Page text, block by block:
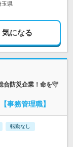
玉県
気になる
合防災企業！命を守
事務管理職】
転勤なし